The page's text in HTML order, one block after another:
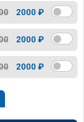
2000 ₽
2000 ₽
2000 ₽